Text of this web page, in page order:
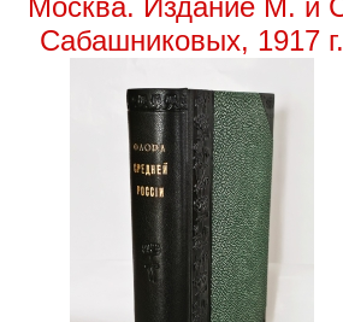
Москва. Издание М. и
Сабашниковых, 1917 г.